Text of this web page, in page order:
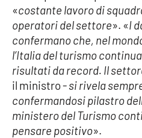
«costante lavoro di
operatori del settore». «I
confermano che, nel
l’Italia del turismo
risultati da record. Il
il ministro -si rivela
confermandosi pilastro
ministero del Turismo
pensare positivo».